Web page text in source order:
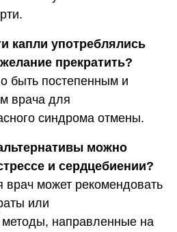
капли употреблялись
прекратить?
быть постепенным и
врача для
синдрома отмены.
можно
и сердцебиении?
может рекомендовать
или
направленные на